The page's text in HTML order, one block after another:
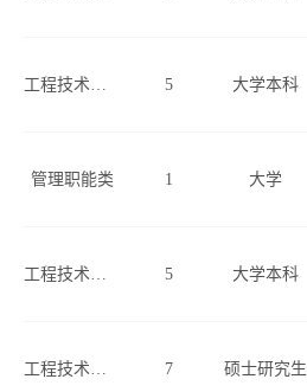
5 大学本科
管理职能类 1 大学
5 大学本科
7 硕士研究生